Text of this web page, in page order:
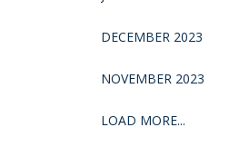
DECEMBER 2023
NOVEMBER 2023
LOAD MORE...